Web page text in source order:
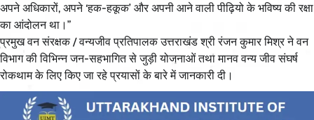
अपने अधिकारों, अपने ‘हक-हकूक’ और अपनी आने वाली पीढ़ियो के भविष्य की रक्षा
का आंदोलन था।”
प्रमुख वन संरक्षक / वन्यजीव प्रतिपालक उत्तराखंड श्री रंजन कुमार मिश्र ने वन
विभाग की विभिन्न जन-सहभागित से जुड़ी योजनाओं तथा मानव वन्य जीव संघर्ष
रोकथाम के लिए किए जा रहे प्रयासों के बारे में जानकारी दी।